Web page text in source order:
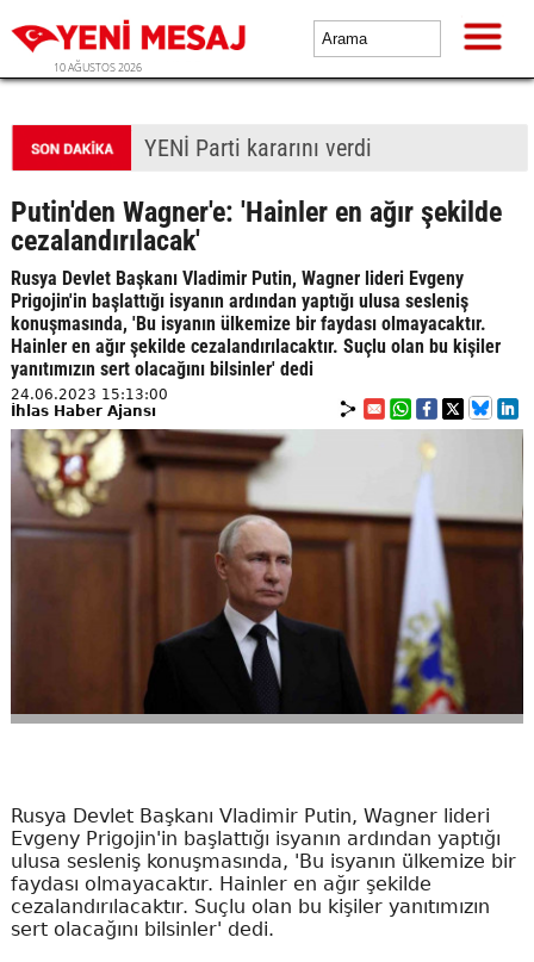
10 AĞUSTOS 2026
YENİ Parti kararını verdi
Putin'den Wagner'e: 'Hainler en ağır şekilde
cezalandırılacak'
Rusya Devlet Başkanı Vladimir Putin, Wagner lideri Evgeny
Prigojin'in başlattığı isyanın ardından yaptığı ulusa sesleniş
konuşmasında, 'Bu isyanın ülkemize bir faydası olmayacaktır.
Hainler en ağır şekilde cezalandırılacaktır. Suçlu olan bu kişiler
yanıtımızın sert olacağını bilsinler' dedi
24.06.2023 15:13:00
İhlas Haber Ajansı
Rusya Devlet Başkanı Vladimir Putin, Wagner lideri
Evgeny Prigojin'in başlattığı isyanın ardından yaptığı
ulusa sesleniş konuşmasında, 'Bu isyanın ülkemize bir
faydası olmayacaktır. Hainler en ağır şekilde
cezalandırılacaktır. Suçlu olan bu kişiler yanıtımızın
sert olacağını bilsinler' dedi.